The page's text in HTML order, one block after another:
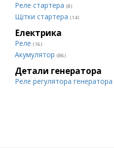
Реле стартера (8)
Щітки стартера (14)
Електрика
Реле (16)
Акумулятор (86)
Детали генератора
Реле регулятора генератора